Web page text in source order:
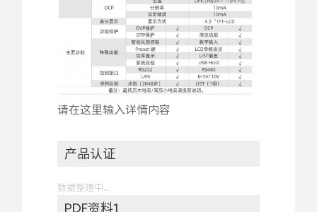
请在这里输入详情内容
产品认证
数据整理中...
PDF资料1